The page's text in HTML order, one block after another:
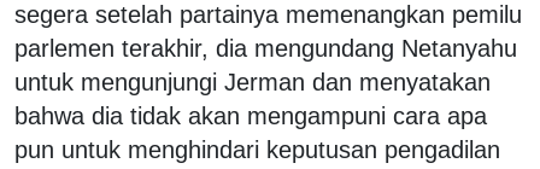
segera setelah partainya memenangkan pemilu
parlemen terakhir, dia mengundang Netanyahu
untuk mengunjungi Jerman dan menyatakan
bahwa dia tidak akan mengampuni cara apa
pun untuk menghindari keputusan pengadilan